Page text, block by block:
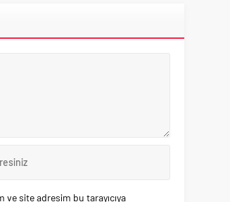
ve site adresim bu tarayıcıya